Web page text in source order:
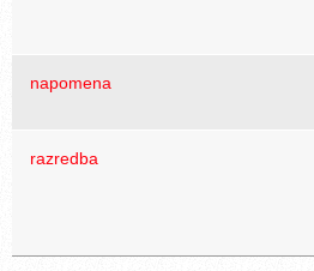
napomena
razredba